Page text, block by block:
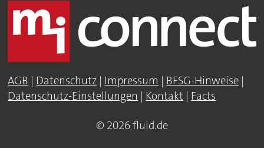
AGB | Datenschutz | Impressum | BFSG-Hinweise |
Datenschutz-Einstellungen | Kontakt | Facts
© 2026 fluid.de